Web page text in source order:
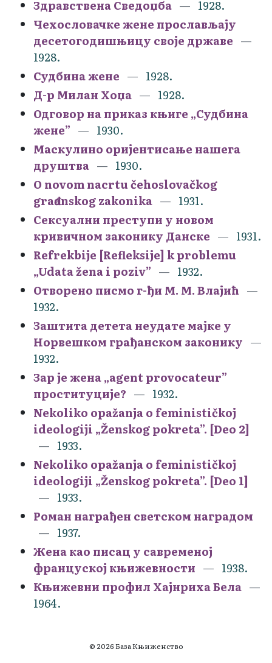
Здравствена Сведоџба
1928.
Чехословачке жене прослављају
десетогодишњицу своје државе
1928.
Судбина жене
1928.
Д-р Милан Хоџа
1928.
Одговор на приказ књиге „Судбина
жене”
1930.
Маскулино оријентисање нашега
друштва
1930.
O novom nacrtu čehoslovačkog
građanskog zakonika
1931.
Сексуални преступи у новом
кривичном законику Данске
1931.
Refrekbije [Refleksije] k problemu
„Udata žena i poziv”
1932.
Отворено писмо г-ђи М. М. Влајић
1932.
Заштита детета неудате мајке у
Норвешком грађанском законику
1932.
Зар је жена „agent provocateur”
проституције?
1932.
Nekoliko opažanja o feminističkoj
ideologiji „Ženskog pokreta”. [Deo 2]
1933.
Nekoliko opažanja o feminističkoj
ideologiji „Ženskog pokreta”. [Deo 1]
1933.
Роман награђен светском наградом
1937.
Жена као писац у савременој
француској књижевности
1938.
Књижевни профил Хајнриха Бела
1964.
© 2026 База Књиженство